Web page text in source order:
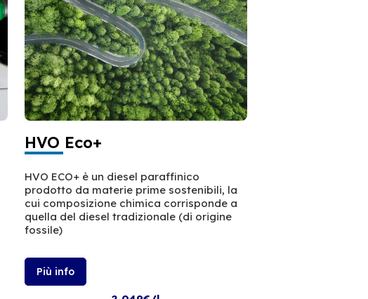
HVO Eco+
HVO ECO+ è un diesel paraffinico
prodotto da materie prime sostenibili, la
cui composizione chimica corrisponde a
quella del diesel tradizionale (di origine
fossile)
Più info